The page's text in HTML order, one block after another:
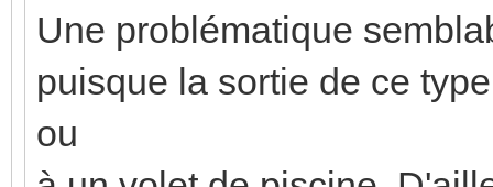
Une problématique
puisque la sortie de ce
ou